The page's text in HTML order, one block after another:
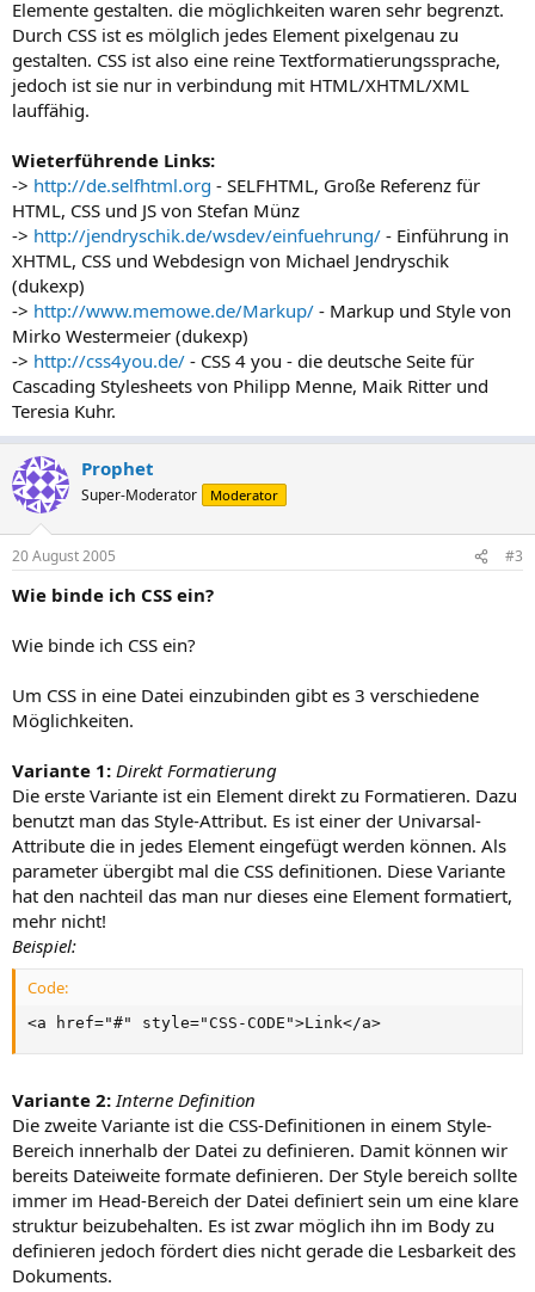
Elemente gestalten. die möglichkeiten waren sehr begrenzt.
Durch CSS ist es mölglich jedes Element pixelgenau zu
gestalten. CSS ist also eine reine Textformatierungssprache,
jedoch ist sie nur in verbindung mit HTML/XHTML/XML
lauffähig.
Wieterführende Links:
-> http://de.selfhtml.org - SELFHTML, Große Referenz für
HTML, CSS und JS von Stefan Münz
-> http://jendryschik.de/wsdev/einfuehrung/ - Einführung in
XHTML, CSS und Webdesign von Michael Jendryschik
(dukexp)
-> http://www.memowe.de/Markup/ - Markup und Style von
Mirko Westermeier (dukexp)
-> http://css4you.de/ - CSS 4 you - die deutsche Seite für
Cascading Stylesheets von Philipp Menne, Maik Ritter und
Teresia Kuhr.
Prophet
Super-Moderator Moderator
20 August 2005 #3
Wie binde ich CSS ein?
Wie binde ich CSS ein?
Um CSS in eine Datei einzubinden gibt es 3 verschiedene
Möglichkeiten.
Variante 1: Direkt Formatierung
Die erste Variante ist ein Element direkt zu Formatieren. Dazu
benutzt man das Style-Attribut. Es ist einer der Univarsal-
Attribute die in jedes Element eingefügt werden können. Als
parameter übergibt mal die CSS definitionen. Diese Variante
hat den nachteil das man nur dieses eine Element formatiert,
mehr nicht!
Beispiel:
Code:
<a href="#" style="CSS-CODE">Link</a>
Variante 2: Interne Definition
Die zweite Variante ist die CSS-Definitionen in einem Style-
Bereich innerhalb der Datei zu definieren. Damit können wir
bereits Dateiweite formate definieren. Der Style bereich sollte
immer im Head-Bereich der Datei definiert sein um eine klare
struktur beizubehalten. Es ist zwar möglich ihn im Body zu
definieren jedoch fördert dies nicht gerade die Lesbarkeit des
Dokuments.